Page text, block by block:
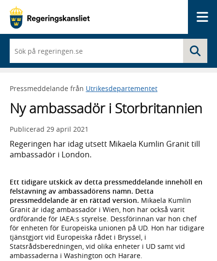
du
börjar
skriva
framträder
lista
med
sökförslag
Pressmeddelande från Utrikesdepartementet
Ny ambassadör i Storbritannien
Publicerad 29 april 2021
Regeringen har idag utsett Mikaela Kumlin Granit till
ambassadör i London.
Ett tidigare utskick av detta pressmeddelande innehöll en
felstavning av ambassadörens namn. Detta
pressmeddelande är en rättad version. Mikaela Kumlin
Granit är idag ambassadör i Wien, hon har också varit
ordförande för IAEA:s styrelse. Dessförinnan var hon chef
för enheten för Europeiska unionen på UD. Hon har tidigare
tjänstgjort vid Europeiska rådet i Bryssel, i
Statsrådsberedningen, vid olika enheter i UD samt vid
ambassaderna i Washington och Harare.